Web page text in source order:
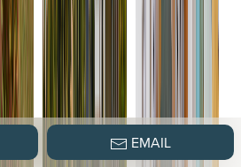
EMAIL